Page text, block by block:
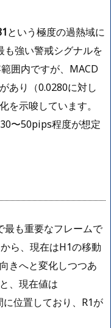
という極度の過熱域に
強い警戒シグナルを
囲内ですが、MACD
あり（0.0280に対し
を示唆しています。
〜50pips程度が想定
最も重要なフレームで
ら、現在はH1の移動
きへと変化しつつあ
、現在値は
位置しており、R1が